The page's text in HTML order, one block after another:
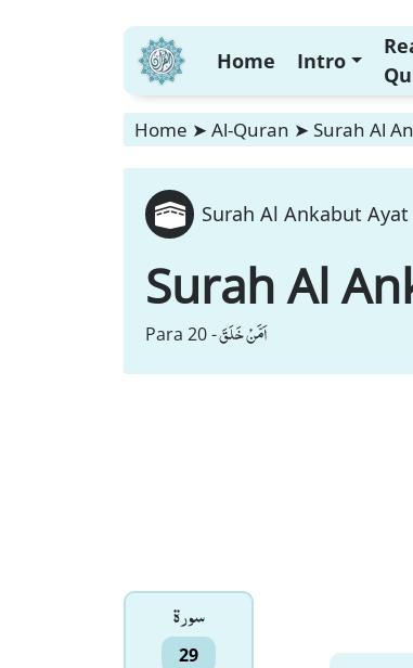
Home Intro
Home ➤ Al-Quran ➤ Surah Al
Surah Al Ankabut
Surah Al
Para 20 -اَمَّنْ خَلَقَ
سورۃ
29